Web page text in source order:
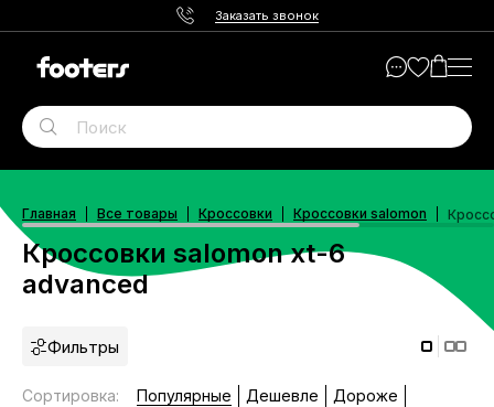
Заказать звонок
Главная Все товары Кроссовки Кроссовки salomon
Кроссовки salomon xt-6
advanced
Фильтры
Сортировка: Популярные Дешевле
Дороже